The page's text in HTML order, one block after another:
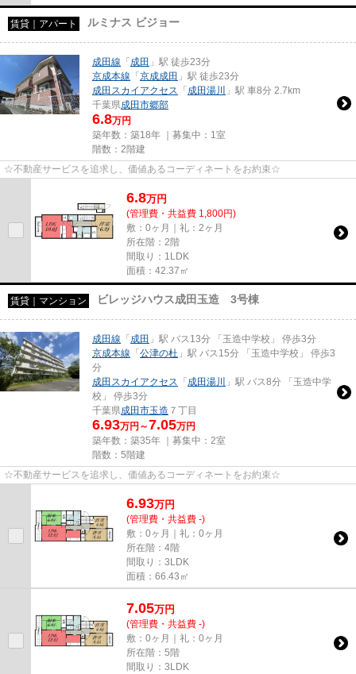
賃貸｜アパート ルミナス ビジョー
成田線 「成田 」駅 徒歩23分
京成本線 「京成成田 」駅 徒歩23分
成田スカイアクセス
「成田湯川
」駅 車8分 2.7km
千葉県成田市郷部
6.8万円
築年数：築18年 ｜募集中： 1室
階数：2階建
☆不動産サービスを追求し、価値あるコーディネートをお約束☆
6.8万円
(管理費・共益費 1,800円)
敷：0ヶ月｜礼：2ヶ月
所在階：2階
間取り：1LDK
面積：42.37㎡
賃貸｜マンション ビレッジハウス成田玉造 3号棟
成田線 「成田 」駅 バス13分 「玉造中学校」 停歩3分
京成本線 「公津の杜 」駅 バス15分 「玉造中学校」 停歩3
分
成田スカイアクセス
「成田湯川
」駅 バス8分 「玉造中学
校」 停歩3分
千葉県成田市玉造 ７丁目
6.93万円～7.05万円
築年数：築35年 ｜募集中： 2室
階数：5階建
☆不動産サービスを追求し、価値あるコーディネートをお約束☆
6.93万円
(管理費・共益費 -)
敷：0ヶ月｜礼：0ヶ月
所在階：4階
間取り：3LDK
面積：66.43㎡
7.05万円
(管理費・共益費 -)
敷：0ヶ月｜礼：0ヶ月
所在階：5階
間取り：3LDK